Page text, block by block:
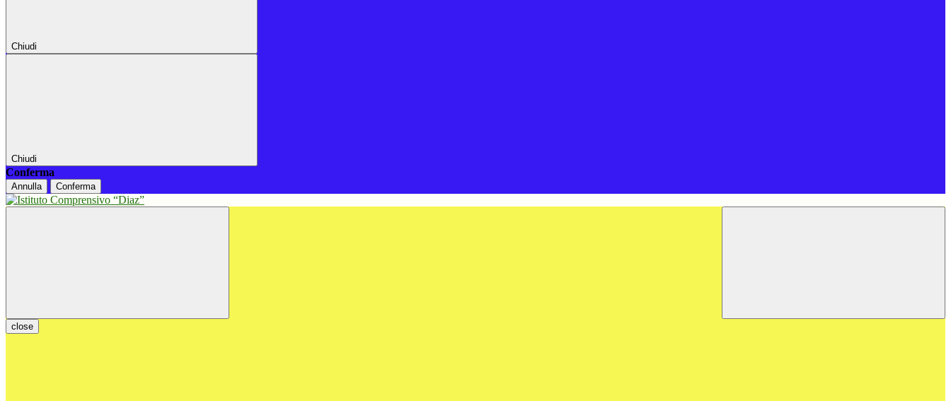
Chiudi
Chiudi
Conferma
Annulla Conferma
close